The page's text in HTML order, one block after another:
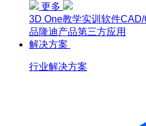
更多
3D One教学实训软件CAD/
品隆迪产品第三方应用
解决方案
行业解决方案